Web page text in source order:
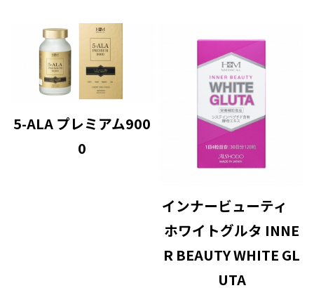
5-ALA プレミアム900
0
インナービューティ
ホワイトグルタ INNE
R BEAUTY WHITE GL
UTA